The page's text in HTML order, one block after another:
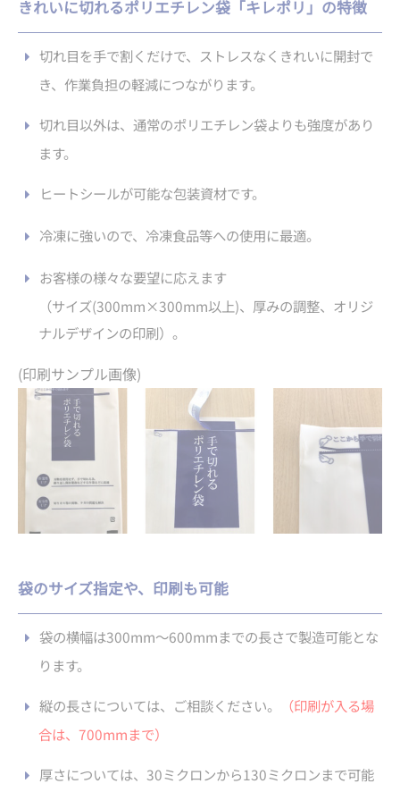
きれいに切れるポリエチレン袋「キレポリ」の特徴
切れ目を手で割くだけで、ストレスなくきれいに開封で
き、作業負担の軽減につながります。
切れ目以外は、通常のポリエチレン袋よりも強度があり
ます。
ヒートシールが可能な包装資材です。
冷凍に強いので、冷凍食品等への使用に最適。
お客様の様々な要望に応えます
（サイズ(300mm×300mm以上)、厚みの調整、オリジ
ナルデザインの印刷）。
(印刷サンプル画像)
袋のサイズ指定や、印刷も可能
袋の横幅は300mm〜600mmまでの長さで製造可能とな
ります。
縦の長さについては、ご相談ください。
（印刷が入る場
合は、700mmまで）
厚さについては、30ミクロンから130ミクロンまで可能